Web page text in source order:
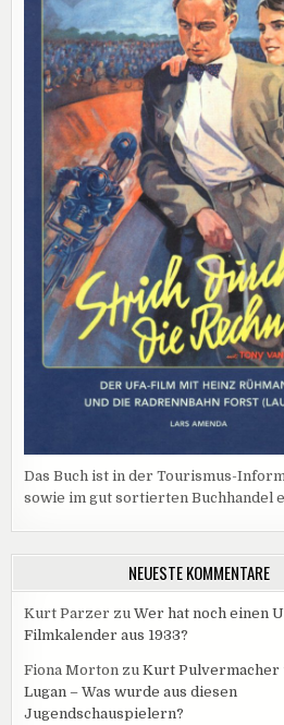
Das Buch ist in der Tourismus-
sowie im gut sortierten Buchhandel
NEUESTE KOMMENTARE
Kurt Parzer zu Wer hat noch einen
Filmkalender aus 1933?
Fiona Mortonzu Kurt Pulvermacher
Lugan – Was wurde aus diesen
Jugendschauspielern?